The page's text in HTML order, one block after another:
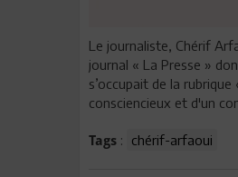
Le journaliste, Chérif
journal « La Presse »
s’occupait de la
consciencieux et d'un
Tags : chérif-arfaoui